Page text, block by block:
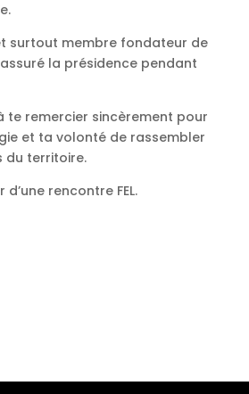
surtout membre fondateur de
la présidence pendant
te remercier sincèrement pour
et ta volonté de rassembler
du territoire.
rencontre FEL.